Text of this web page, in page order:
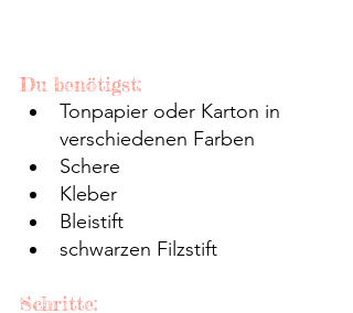
Du benötigst:
Tonpapier oder Karton in
verschiedenen Farben
Schere
Kleber
Bleistift
schwarzen Filzstift
Schritte: